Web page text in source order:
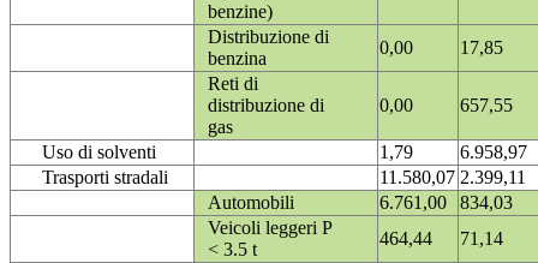
benzine)
Distribuzione di
benzina
0,00
17,85
Reti di
distribuzione di
gas
0,00 657,55
Uso di solventi 1,79
6.958,97
Trasporti stradali
11.580,07 2.399,11
Automobili
6.761,00
834,03
Veicoli leggeri P
< 3.5 t
464,44
71,14